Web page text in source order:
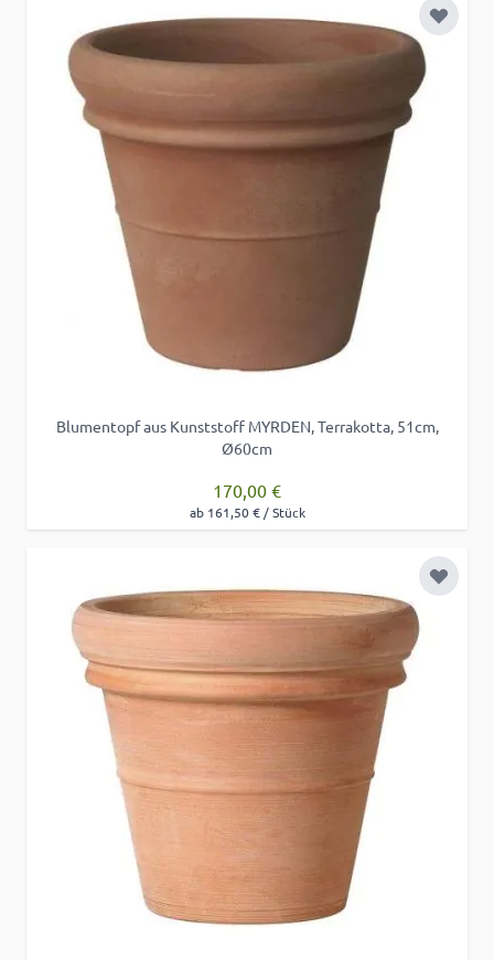
Zur
Blumentopf aus Kunststoff MYRDEN, Terrakotta, 51cm,
Ø60cm
170,00 €
ab 161,50 € / Stück
Zur